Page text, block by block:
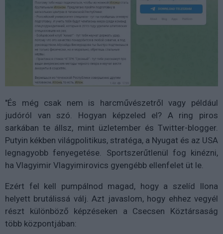
"És még csak nem is harcművészetről vagy például
judóról van szó. Hogyan képzeled el? A ring piros
sarkában te állsz, mint üzletember és Twitter-blogger.
Putyin kékben világpolitikus, stratéga, a Nyugat és az USA
legnagyobb fenyegetése. Sportszerűtlenül fog kinézni,
ha Vlagyimir Vlagyimirovics gyengébb ellenfelet üt le.
Ezért fel kell pumpálnod magad, hogy a szelíd Ilona
helyett brutálissá válj. Azt javaslom, hogy ehhez vegyél
részt különböző képzéseken a Csecsen Köztársaság
több központjában: